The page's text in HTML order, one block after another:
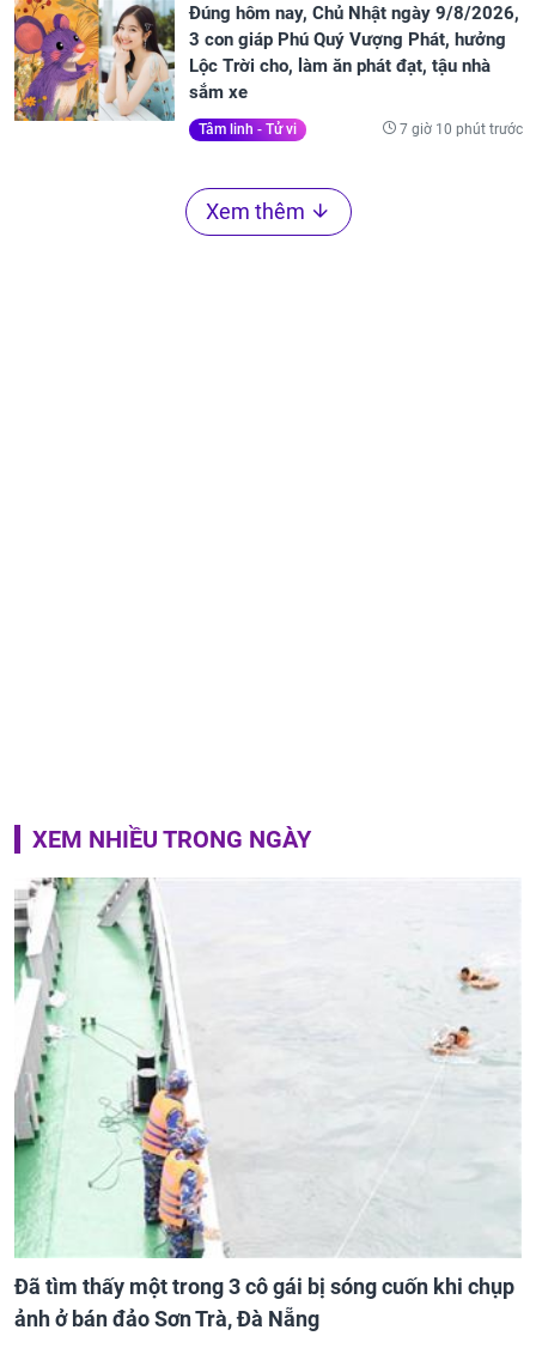
Đúng hôm nay, Chủ Nhật ngày 9/8/2026,
3 con giáp Phú Quý Vượng Phát, hưởng
Lộc Trời cho, làm ăn phát đạt, tậu nhà
sắm xe
Tâm linh - Tử vi 7 giờ 10 phút trước
Xem thêm
XEM NHIỀU TRONG NGÀY
Đã tìm thấy một trong 3 cô gái bị sóng cuốn khi chụp
ảnh ở bán đảo Sơn Trà, Đà Nẵng